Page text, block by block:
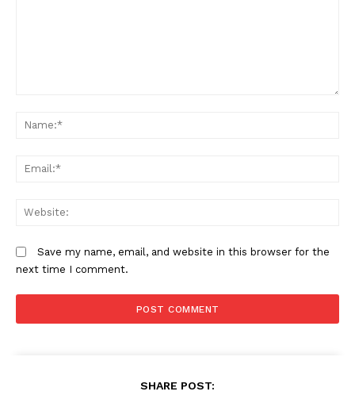
Save my name, email, and website in this browser for the
next time I comment.
SHARE POST: